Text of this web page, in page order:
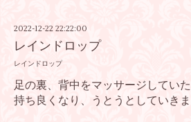
2022-12-22 22:22:00
レインドロップ
レインドロップ
足の裏、背中をマッサージしてい
持ち良くなり、
うとうとしていきま